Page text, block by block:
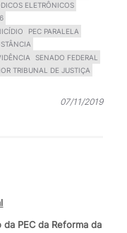
ELETRÔNICOS
PEC PARALELA
SENADO FEDERAL
TRIBUNAL DE JUSTIÇA
07/11/2019
PEC da Reforma da